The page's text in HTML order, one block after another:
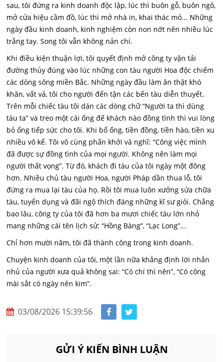
sau, tôi đứng ra kinh doanh độc lập, lúc thì buôn gỗ, buôn ngô,
mở cửa hiệu cầm đồ, lúc thì mở nhà in, khai thác mỏ... Những
ngày đầu kinh doanh, kinh nghiệm còn non nớt nên nhiều lúc
trắng tay. Song tôi vẫn không nản chí.
Khi điều kiện thuận lợi, tôi quyết định mở công ty vận tải
đường thủy đúng vào lúc những con tàu người Hoa độc chiếm
các dòng sông miền Bắc. Những ngày đầu làm ăn thật khó
khăn, vất vả, tôi cho người đến tận các bến tàu diễn thuyết.
Trên mỗi chiếc tàu tôi dán các dòng chữ “Người ta thì dùng
tàu ta” và treo một cái ống đế khách nào đồng tình thì vui lòng
bỏ ống tiếp sức cho tôi. Khi bổ ống, tiền đồng, tiền hào, tiền xu
nhiều vô kể. Tôi vô cùng phấn khởi và nghĩ: “Công việc mình
đã được sự đồng tình của mọi người. Không nên làm mọi
người thất vọng”. Từ đó, khách đi tàu của tôi ngày một đông
hơn. Nhiều chủ tàu người Hoa, người Pháp dần thua lỗ, tôi
đứng ra mua lại tàu của họ. Rồi tôi mua luôn xưởng sửa chữa
tàu, tuyển dụng và đãi ngộ thích đáng những kĩ sư giỏi. Chẳng
bao lâu, công ty của tôi đã hơn ba mươi chiếc tàu lớn nhỏ
mang những cái tên lịch sử: “Hồng Bàng”, “Lạc Long”...
Chỉ hơn mười năm, tôi đã thành công trong kinh doanh.
Chuyện kinh doanh của tôi, một lần nữa khẳng định lời nhắn
nhủ của người xưa quả không sai: “Có chí thì nên”, “Có công
mài sắt có ngày nên kim”.
03/08/2026 15:39:56
GỬI Ý KIẾN BÌNH LUẬN